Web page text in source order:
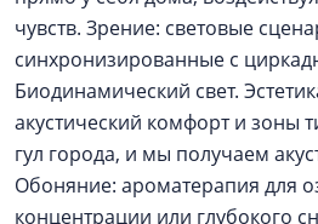
чувств. Зрение: световые
синхронизированные с
Биодинамический свет.
акустический комфорт и зоны
гул города, и мы получаем
Обоняние: ароматерапия для
концентрации или глубокого